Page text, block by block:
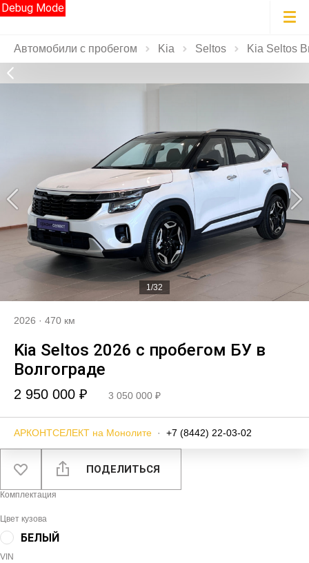
Debug Mode
Автомобили с пробегом Kia Seltos Kia Seltos
1/32
2026 · 470 км
Kia Seltos 2026 с пробегом БУ в
Волгограде
2 950 000 ₽ 3 050 000 ₽
АРКОНТСЕЛЕКТ на Монолите · +7 (8442) 22-03-02
ПОДЕЛИТЬСЯ
Комплектация
Цвет кузова
БЕЛЫЙ
VIN